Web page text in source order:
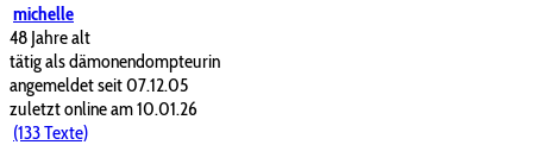
michelle
48 Jahre alt
tätig als dämonendompteurin
angemeldet seit 07.12.05
zuletzt online am 10.01.26
(133 Texte)